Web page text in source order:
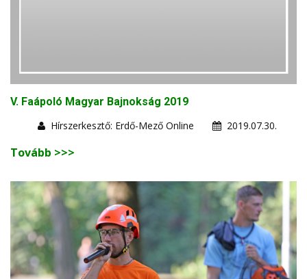
V. Faápoló Magyar Bajnokság 2019
Hírszerkesztő: Erdő-Mező Online
2019.07.30.
Tovább >>>